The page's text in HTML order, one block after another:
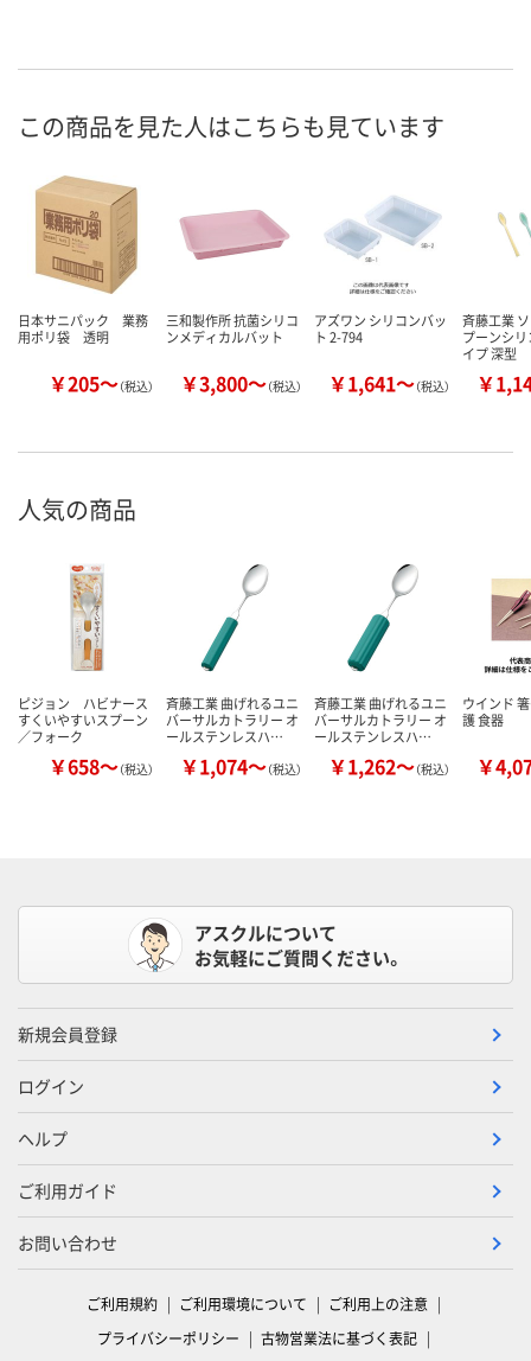
この商品を見た人はこちらも見ています
日本サニパック 業務
用ポリ袋 透明
￥205～（税込）
三和製作所 抗菌シリコ
ンメディカルバット
￥3,800～（税込）
アズワン シリコンバッ
ト 2-794
￥1,641～（税込）
斉藤工業
プーンシ
イプ 深型
￥
人気の商品
ピジョン ハビナース
すくいやすいスプーン
／フォーク
￥658～（税込）
斉藤工業 曲げれるユニ
バーサルカトラリー オ
ールステンレスハ…
￥1,074～（税込）
斉藤工業 曲げれるユニ
バーサルカトラリー オ
ールステンレスハ…
￥1,262～（税込）
ウインド
護 食器
￥
アスクルについて
お気軽にご質問ください。
新規会員登録
ログイン
ヘルプ
ご利用ガイド
お問い合わせ
ご利用規約 ご利用環境について
ご利用上の注意
プライバシーポリシー
古物営業法に基づく表記